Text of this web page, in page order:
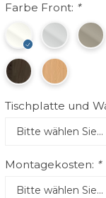
Farbe Front: *
Tischplatte und
Montagekosten: *